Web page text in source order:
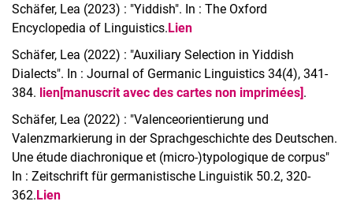
Schäfer, Lea (2023) : "Yiddish". In : The Oxford
Encyclopedia of Linguistics.Lien
Schäfer, Lea (2022) : "Auxiliary Selection in Yiddish
Dialects". In : Journal of Germanic Linguistics 34(4), 341-
384. lien[manuscrit avec des cartes non imprimées].
Schäfer, Lea (2022) : "Valenceorientierung und
Valenzmarkierung in der Sprachgeschichte des Deutschen.
Une étude diachronique et (micro-)typologique de corpus"
In : Zeitschrift für germanistische Linguistik 50.2, 320-
362.Lien